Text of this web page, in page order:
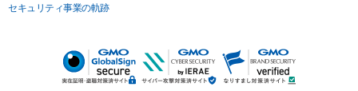
セキュリティ事業の軌跡